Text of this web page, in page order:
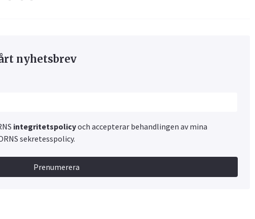
nyhetsbrev
integritetspolicyoch accepterar behandlingen av mina
sekretesspolicy.
Prenumerera